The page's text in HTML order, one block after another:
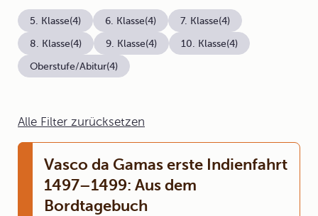
Alle Filter zurücksetzen
Vasco da Gamas erste Indienfahrt
1497–1499: Aus dem
Bordtagebuch
5. Klasse(4) 6. Klasse(4) 7. Klasse(4)
8. Klasse(4) 9. Klasse(4) 10. Klasse(4)
Oberstufe/Abitur(4)